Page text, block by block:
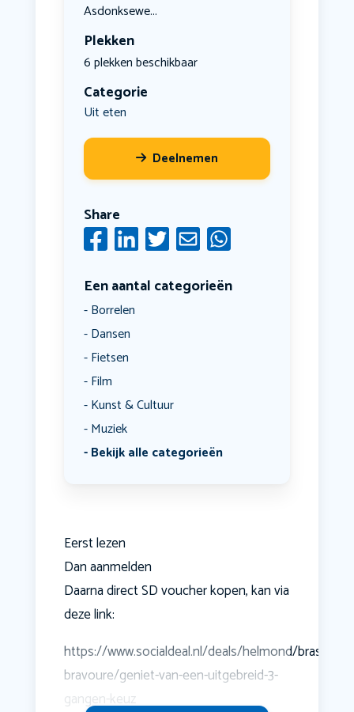
Asdonksewe...
Plekken
6 plekken beschikbaar
Categorie
Uit eten
Deelnemen
Share
Een aantal categorieën
Borrelen
Dansen
Fietsen
Film
Kunst & Cultuur
Muziek
Bekijk alle categorieën
Eerst lezen
Dan aanmelden
Daarna direct SD voucher kopen, kan via
deze link:
https://www.socialdeal.nl/deals/helmond/brasserie-
bravoure/geniet-van-een-uitgebreid-3-
gangen-keuz